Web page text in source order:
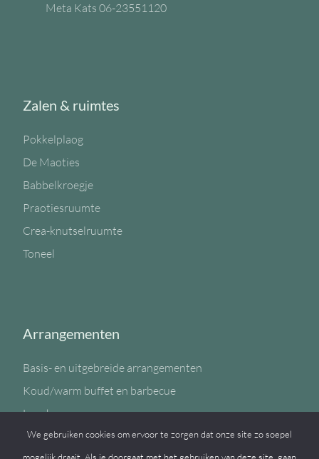
Meta Kats 06-23551120
Zalen & ruimtes
Pokkelplaog
De Maoties
Babbelkroegje
Praotiesruumte
Crea-knutselruumte
Toneel
Arrangementen
Basis- en uitgebreide arrangementen
Koud/warm buffet en barbecue
Lunch
Sportzaal
We gebruiken cookies om ervoor te zorgen dat onze site zo soepel